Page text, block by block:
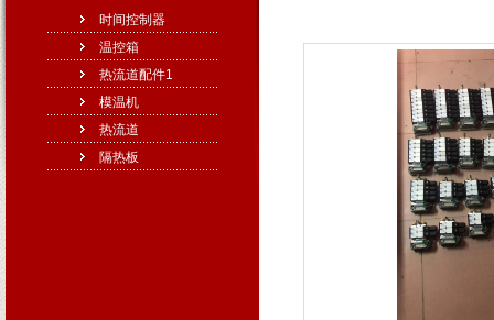
时间控制器
温控箱
热流道配件1
模温机
热流道
隔热板